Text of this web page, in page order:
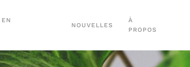
NOUVELLES
À
PROPOS